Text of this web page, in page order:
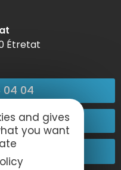
Étretat
04 04
nous
voir !
and gives
you want